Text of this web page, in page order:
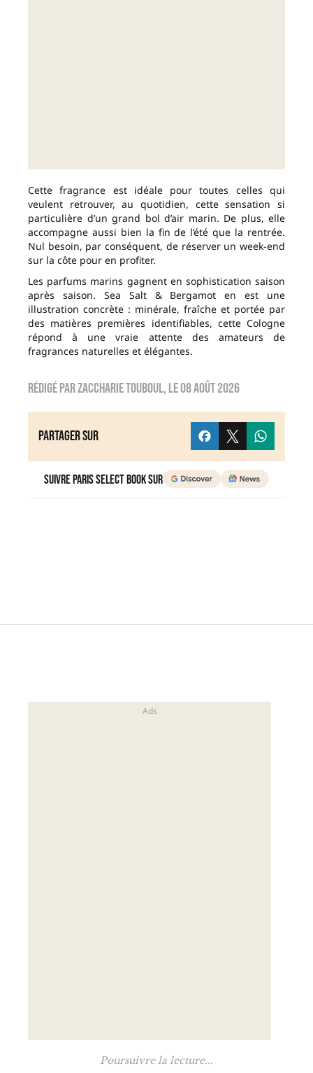
Cette fragrance est idéale pour toutes celles qui
veulent retrouver, au quotidien, cette sensation si
particulière d’un grand bol d’air marin. De plus, elle
accompagne aussi bien la fin de l’été que la rentrée.
Nul besoin, par conséquent, de réserver un week-end
sur la côte pour en profiter.
Les parfums marins gagnent en sophistication saison
après saison. Sea Salt & Bergamot en est une
illustration concrète : minérale, fraîche et portée par
des matières premières identifiables, cette Cologne
répond à une vraie attente des amateurs de
fragrances naturelles et élégantes.
Rédigé parzaccharie touboul, le08 août 2026
Partager sur
Suivre Paris Select Book sur
Poursuivre la lecture...